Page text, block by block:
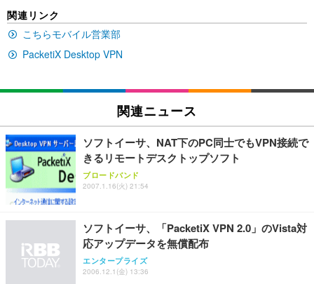
ュチェア 人間工学 疲れない ブラック
￥27,999
Sezlife オフィスチェア デスクチェア 疲れない テレ
能 人間工学 椅子 腰サポート 90度跳ね上げ式アーム
レスト 3Dヘッドレスト ハンガー付き 高反発クッシ
ョン PCチェア 通気性メッシュ ゲーミング/勉強/事
務用 おしゃれ パソコンチェア (ブラック)
Sezlife オフィスチェア デスクチェア 疲れない テレ
ワーク チェア 強化バックレスト 30度ロッキング機
能 人間工学 椅子 腰サポート 90度跳ね上げ式アーム
務用 おしゃれ パソコンチェア (ホワイト)
ANDWINT オフィスチェア デスクチェア 肘なし メ
ッシュ 通気性 ランバーサポート付き 腰サポート ガ
ス圧無段階昇降 360度回転 キャスター付き コンパク
イト
￥109,572
【純正品】27"ゲーミングモニター DualSense 充電
フック付き（CFI-ZDM1J）
￥49,979
【整備済み品】Dell E2724HS 27インチ 液晶モニタ
ー フルHD（1920×1080）VA 非光沢 HDMI/DisplayP
ort/VGA スピーカー内蔵 高さ調整 スイベル VESA対
【MiniLED/24.5inch/280Hz/FHD】GRAPHT THE S
HOOTER Gaming Monitor 24” Essential ゲーミン
グモニター QD 24.5インチ 1ms FHD 量子ドット 残
x2袋(84枚) ホワイト(吸収面:ライトブルー)
￥3,234
ネオ・ルーライフ ネオ・オムツ L 中型犬用 26枚入
￥1,800
Smart Basic(スマートベーシック) 【Amazon.co.jp
限定】 Smart Basic アイリスオーヤマ ペットシーツ
超厚型 お徳用 ワイド 100枚入 (x 1) (ケース販売)
アイリスオーヤマ ペットシーツ 超厚型 お徳用 レギ
ュラー 200枚入【Amazon.co.jp限定】
関連リンク
こちらモバイル営業部
PacketiX Desktop VPN
関連ニュース
ソフトイーサ、NAT下のPC同士でもVPN接続で
きるリモートデスクトップソフト
ブロードバンド
2007.1.16(火) 21:54
ソフトイーサ、「PacketiX VPN 2.0」のVista対
応アップデータを無償配布
エンタープライズ
2006.12.1(金) 13:36